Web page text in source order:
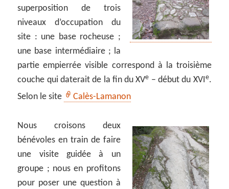
superposition de trois
niveaux d’occupation du
site : une base rocheuse ;
une base intermédiaire ; la
partie empierrée visible correspond à la troisième
couche qui daterait de la fin du XVe – début du XVIe.
Selon le site
Calès-Lamanon
Nous croisons deux
bénévoles en train de faire
une visite guidée à un
groupe ; nous en profitons
pour poser une question à